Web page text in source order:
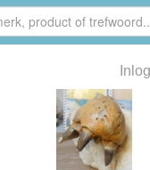
en mineralen